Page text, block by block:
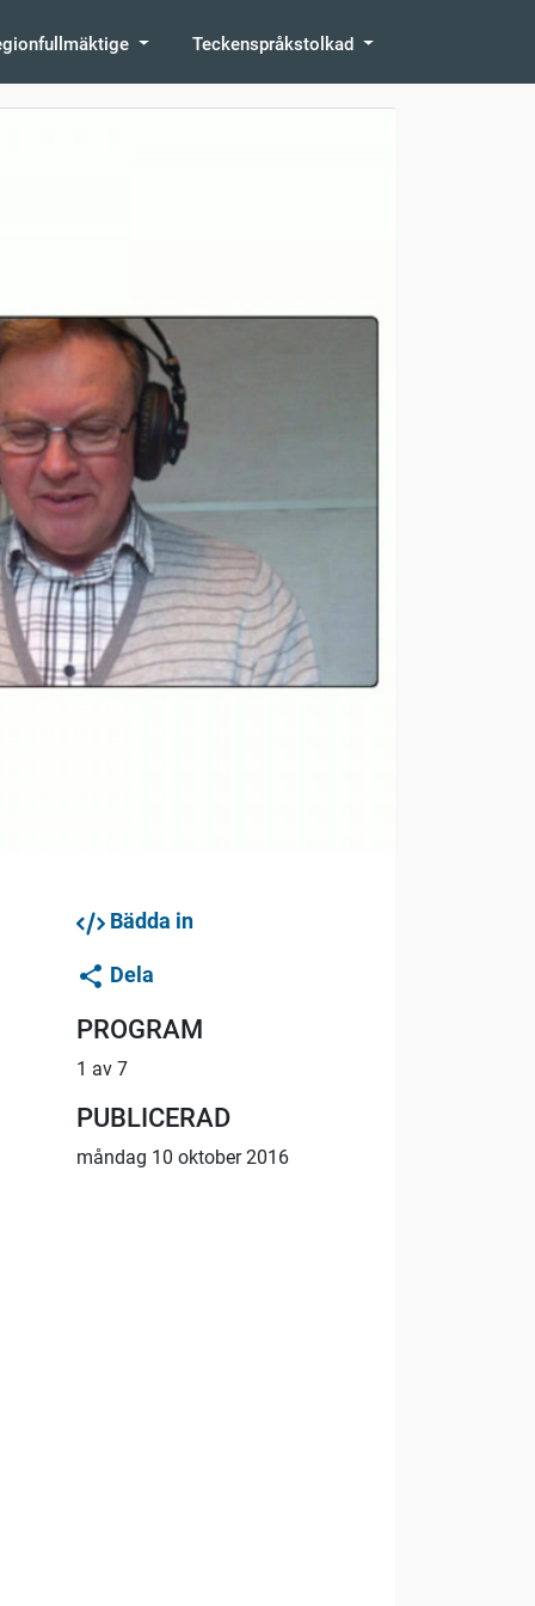
Teckenspråkstolkad
Bädda in
Dela
PROGRAM
1 av 7
PUBLICERAD
måndag 10 oktober 2016